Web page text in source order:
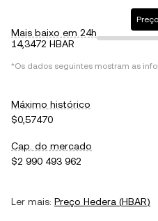
Mais baixo em 24h
14,3472 HBAR
*Os dados seguintes mostram as
Máximo histórico
$0,57470
Cap. do mercado
$2 990 493 962
Ler mais: Preço Hedera (HBAR)